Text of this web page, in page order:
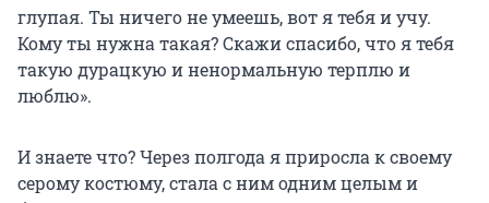
глупая. Ты ничего не умеешь, вот я тебя и учу.
Кому ты нужна такая? Скажи спасибо, что я тебя
такую дурацкую и ненормальную терплю и
люблю».
И знаете что? Через полгода я приросла к своему
серому костюму, стала с ним одним целым и